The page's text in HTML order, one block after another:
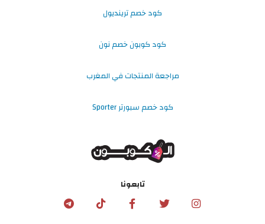
كود خصم ترينديول
كود كوبون خصم نون
مراجعة المنتجات في المغرب
كود خصم سبورتر Sporter
تابعونا